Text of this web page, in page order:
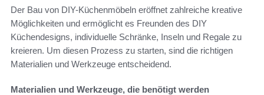
Der Bau von DIY-Küchenmöbeln eröffnet zahlreiche kreative
Möglichkeiten und ermöglicht es Freunden des DIY
Küchendesigns, individuelle Schränke, Inseln und Regale zu
kreieren. Um diesen Prozess zu starten, sind die richtigen
Materialien und Werkzeuge entscheidend.
Materialien und Werkzeuge, die benötigt werden